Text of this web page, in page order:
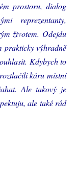
prostoru, dialog
reprezentanty,
životem. Odejdu
prakticky výhradně
Kdybych to
káru místní
Ale takový je
ale také rád